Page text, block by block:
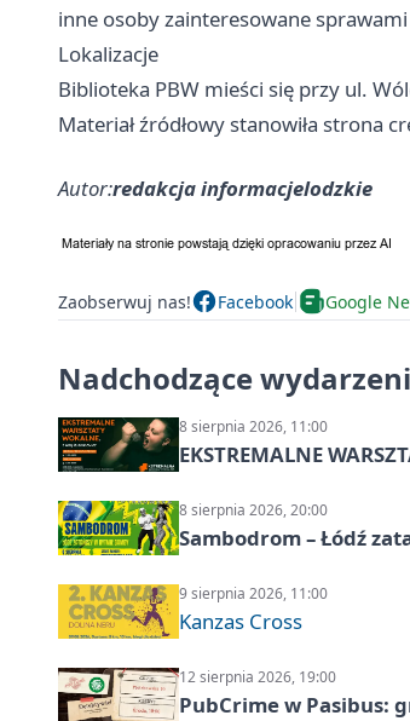
inne osoby zainteresowane
Lokalizacje
Biblioteka PBW mieści się przy ul.
Materiał źródłowy stanowiła strona
Autor:redakcja informacjelodzkie
Zaobserwuj nas! Facebook Google
Nadchodzące
8 sierpnia 2026, 11:00
EKSTREMALNE
8 sierpnia 2026, 20:00
Sambodrom – Łódź
9 sierpnia 2026, 11:00
Kanzas Cross
12 sierpnia 2026, 19:00
PubCrime w Pasibus: